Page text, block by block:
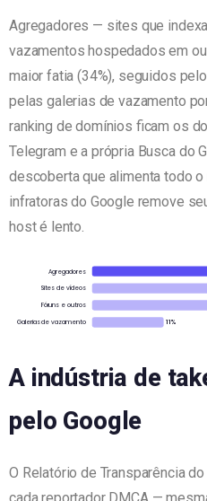
Agregadores — sites que
vazamentos hospedados em
maior fatia (34%), seguidos
pelas galerias de vazamento
ranking de domínios ficam os
Telegram e a própria Busca do
descoberta que alimenta todo
infratoras do Google remove
host é lento.
Agregadores
Sites de vídeos
Fóruns e outros
Galerias de vazamento 11%
A indústria de
pelo Google
O Relatório de Transparência